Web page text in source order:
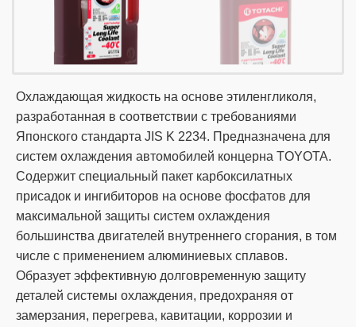
Охлаждающая жидкость на основе этиленгликоля,
разработанная в соответствии с требованиями
Японского стандарта JIS K 2234. Предназначена для
систем охлаждения автомобилей концерна TOYOTA.
Содержит специальный пакет карбоксилатных
присадок и ингибиторов на основе фосфатов для
максимальной защиты систем охлаждения
большинства двигателей внутреннего сгорания, в том
числе с применением алюминиевых сплавов.
Образует эффективную долговременную защиту
деталей системы охлаждения, предохраняя от
замерзания, перегрева, кавитации, коррозии и